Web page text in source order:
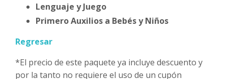
Lenguaje y Juego
Primero Auxilios a Bebés y Niños
Regresar
*El precio de este paquete ya incluye descuento y
por la tanto no requiere el uso de un cupón